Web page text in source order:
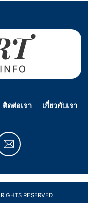
ติดต่อเรา เกี่ยวกับเรา
RESERVED.